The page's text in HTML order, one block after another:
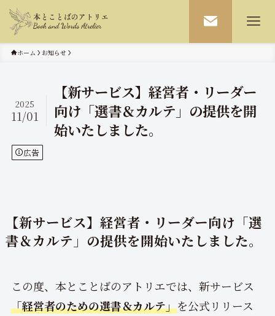
ホーム お知らせ
【新サービス】経営者・リーダー
向け「選書＆カルテ」の提供を開
始いたしました。
2025
11/01
広告
【新サービス】経営者・リーダー向け「選
書＆カルテ」の提供を開始いたしました。
この度、本とことばのアトリエでは、新サービス
「経営者のための選書＆カルテ」を公式リリース